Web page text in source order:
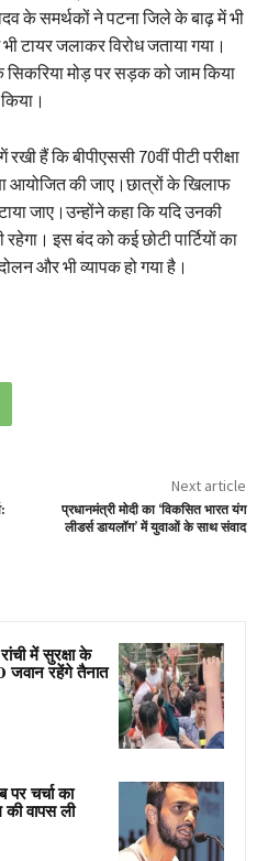
के समर्थकों ने पटना जिले के बाढ़ में भी
टायर जलाकर विरोध जताया गया।
सिकरिया मोड़ पर सड़क को जाम किया
हैं कि बीपीएससी 70वीं पीटी परीक्षा
आयोजित की जाए।छात्रों के खिलाफ
जाए।उन्होंने कहा कि यदि उनकी
इस बंद को कई छोटी पार्टियों का
और भी व्यापक हो गया है।
Next article
प्रधानमंत्री मोदी का ‘विकसित भारत यंग
लीडर्स डायलॉग’ में युवाओं के साथ संवाद
में सुरक्षा के
रहेंगे तैनात
चर्चा का
की वापस ली